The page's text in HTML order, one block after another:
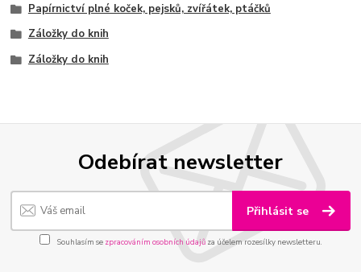
Papírnictví plné koček, pejsků, zvířátek, ptáčků
Záložky do knih
Záložky do knih
Odebírat newsletter
Přihlásit se
Souhlasím se zpracováním osobních údajůza účelem rozesílky newsletteru.